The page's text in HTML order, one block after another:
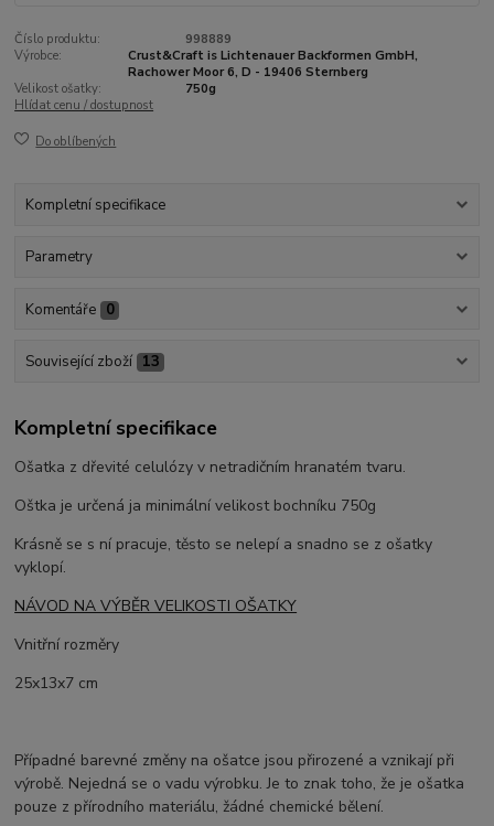
Číslo produktu:
998889
Výrobce:
Crust&Craft is Lichtenauer Backformen GmbH,
Rachower Moor 6, D - 19406 Sternberg
Velikost ošatky:
750g
Hlídat cenu / dostupnost
Do oblíbených
Kompletní specifikace
Parametry
Komentáře 0
Související zboží 13
Kompletní specifikace
Ošatka z dřevité celulózy v netradičním hranatém tvaru.
Oštka je určená ja minimální velikost bochníku 750g
Krásně se s ní pracuje, těsto se nelepí a snadno se z ošatky
vyklopí.
NÁVOD NA VÝBĚR VELIKOSTI OŠATKY
Vnitřní rozměry
25x13x7 cm
Případné barevné změny na ošatce jsou přirozené a vznikají při
výrobě. Nejedná se o vadu výrobku. Je to znak toho, že je ošatka
pouze z přírodního materiálu, žádné chemické bělení.